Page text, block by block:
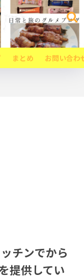
まとめ お問い合わ
チンでから
提供してい